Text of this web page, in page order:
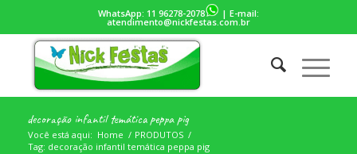
WhatsApp: 11 96278-2078 | E-mail:
atendimento@nickfestas.com.br
decoração infantil temática peppa pig
Você está aqui: Home / PRODUTOS /
Tag: decoração infantil temática peppa pig